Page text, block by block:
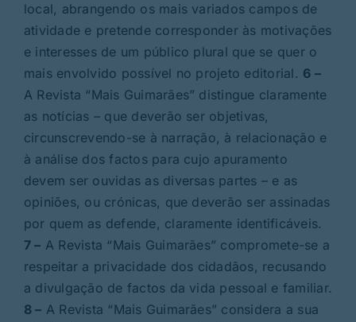
local, abrangendo os mais variados campos de
atividade e pretende corresponder às motivações
e interesses de um público plural que se quer o
mais envolvido possível no projeto editorial. 6 –
A Revista “Mais Guimarães” distingue claramente
as notícias – que deverão ser objetivas,
circunscrevendo-se à narração, à relacionação e
à análise dos factos para cujo apuramento
devem ser ouvidas as diversas partes – e as
opiniões, ou crónicas, que deverão ser assinadas
por quem as defende, claramente identificáveis.
7 – A Revista “Mais Guimarães” compromete-se a
respeitar a privacidade dos cidadãos, recusando
a divulgação de factos da vida pessoal e familiar.
8 – A Revista “Mais Guimarães” considera a sua